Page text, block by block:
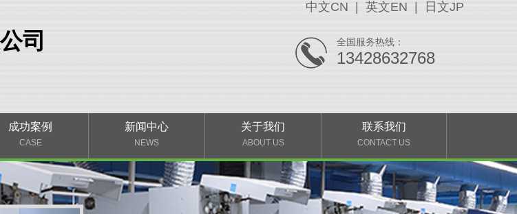
中文CN 英文EN 日文JP
司 全国服务热线：
13428632768
成功案例
CASE
新闻中心
NEWS
关于我们
ABOUT US
联系我们
CONTACT US